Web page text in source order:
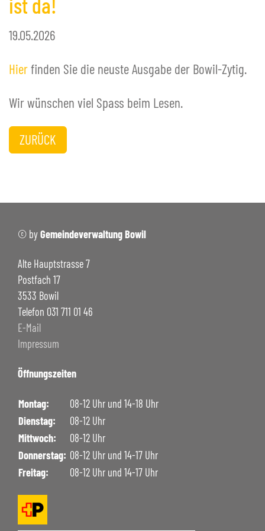
Bildergalerie
Notrufnummern & Defibrillatoren
VERWALTUNG +
BIBLIOTHEK BOWIL
19.05.2026
Hierfinden Sie die neuste Ausgabe der Bowil-Zytig.
Wir wünschen viel Spass beim Lesen.
ZURÜCK
© byGemeindeverwaltung Bowil
Alte Hauptstrasse 7
Postfach 17
3533 Bowil
Telefon 031 711 01 46
E-Mail
Impressum
Öffnungszeiten
Montag:
08-12 Uhr und 14-18 Uhr
Dienstag:
08-12 Uhr
Mittwoch:
08-12 Uhr
Donnerstag: 08-12 Uhr und 14-17 Uhr
Freitag:
08-12 Uhr und 14-17 Uhr